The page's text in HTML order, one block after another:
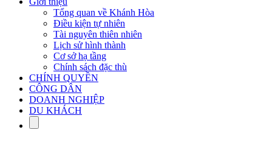
Tổng quan về Khánh Hòa
Điều kiện tự nhiên
Tài nguyên thiên nhiên
Lịch sử hình thành
Cơ sở hạ tầng
Chính sách đặc thù
CHÍNH QUYỀN
CÔNG DÂN
DOANH NGHIỆP
DU KHÁCH